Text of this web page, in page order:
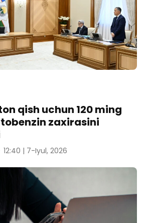
qish uchun 120 ming
zaxirasini
12:40 | 7-Iyul, 2026